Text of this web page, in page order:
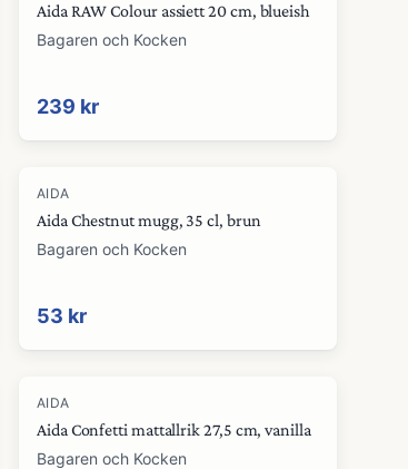
Aida RAW Colour assiett 20 cm, blueish
Bagaren och Kocken
239 kr
AIDA
Aida Chestnut mugg, 35 cl, brun
Bagaren och Kocken
53 kr
AIDA
Aida Confetti mattallrik 27,5 cm, vanilla
Bagaren och Kocken